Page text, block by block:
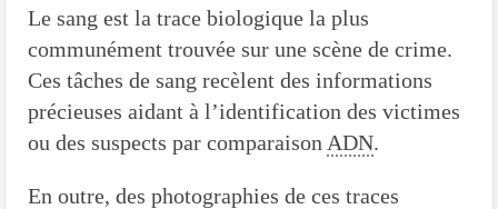
Les méthodes de recrutement des fonctionnaires par le crime organisé
Le criminel de plus stupide de l’été !
Facebook : son catalogue biométrique de Tags illégal ?
Le sang est la trace biologique la plus
communément trouvée sur une scène de crime.
Ces tâches de sang recèlent des informations
précieuses aidant à l’identification des victimes
ou des suspects par comparaison ADN.
En outre, des photographies de ces traces